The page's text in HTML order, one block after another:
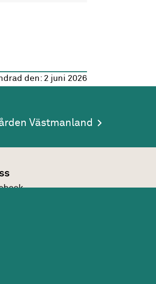
den: 2 juni 2026
Västmanland